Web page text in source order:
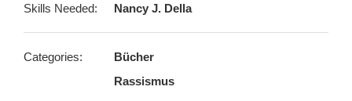
Skills Needed: Nancy J. Della
Categories:
Bücher
Rassismus